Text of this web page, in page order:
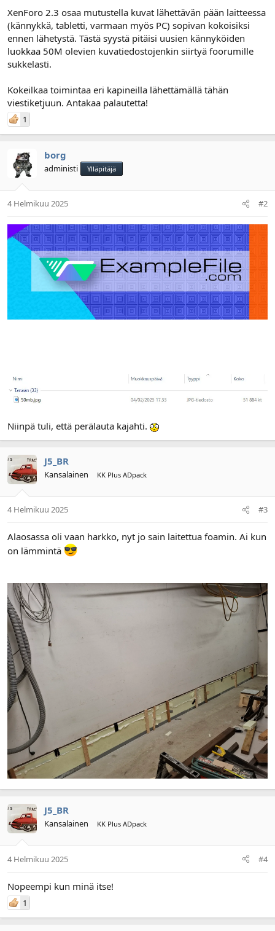
a
l
o
i
t
t
j
a
m
ä
ä
r
ä
XenForo 2.3 osaa mutustella kuvat lähettävän pään laitteessa
(kännykkä, tabletti, varmaan myös PC) sopivan kokoisiksi
ennen lähetystä. Tästä syystä pitäisi uusien kännyköiden
luokkaa 50M olevien kuvatiedostojenkin siirtyä foorumille
sukkelasti.
Kokeilkaa toimintaa eri kapineilla lähettämällä tähän
viestiketjuun. Antakaa palautetta!
1
borg
administi Ylläpitäjä
4 Helmikuu 2025 #2
Niinpä tuli, että perälauta kajahti.
J5_BR
Kansalainen KK Plus ADpack
4 Helmikuu 2025 #3
Alaosassa oli vaan harkko, nyt jo sain laitettua foamin. Ai kun
on lämmintä
J5_BR
Kansalainen KK Plus ADpack
4 Helmikuu 2025 #4
Nopeempi kun minä itse!
1